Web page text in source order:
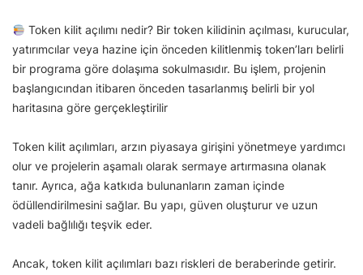
Token kilit açılımı nedir? Bir token kilidinin açılması, kurucular,
yatırımcılar veya hazine için önceden kilitlenmiş token’ları belirli
bir programa göre dolaşıma sokulmasıdır. Bu işlem, projenin
başlangıcından itibaren önceden tasarlanmış belirli bir yol
haritasına göre gerçekleştirilir
Token kilit açılımları, arzın piyasaya girişini yönetmeye yardımcı
olur ve projelerin aşamalı olarak sermaye artırmasına olanak
tanır. Ayrıca, ağa katkıda bulunanların zaman içinde
ödüllendirilmesini sağlar. Bu yapı, güven oluşturur ve uzun
vadeli bağlılığı teşvik eder.
Ancak, token kilit açılımları bazı riskleri de beraberinde getirir.